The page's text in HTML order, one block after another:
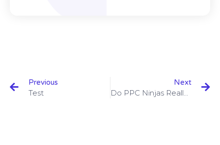
Previous
Test
Next
Do PPC Ninjas Really Exist Or Not?